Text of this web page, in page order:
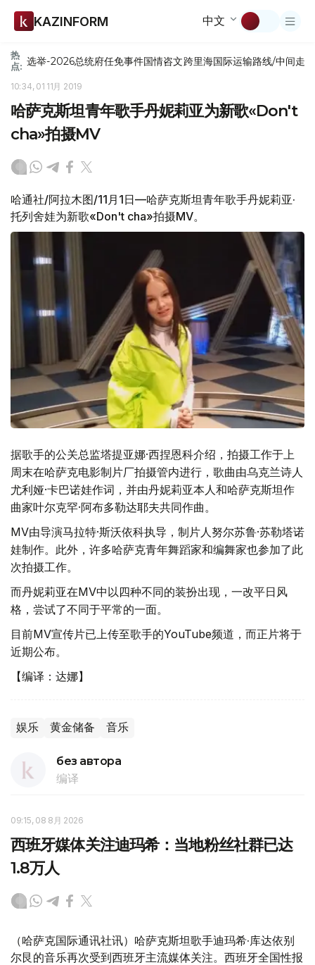
KAZINFORM 中文
热
点: 选举-2026总统府任免事件国情咨文跨里海国际运输路线/中间走廊
10:34, 01 11月 2019
哈萨克斯坦青年歌手丹妮莉亚为新歌«Don't
cha»拍摄MV
哈通社/阿拉木图/11月1日—哈萨克斯坦青年歌手丹妮莉亚·
托列舍娃为新歌«Don't cha»拍摄MV。
据歌手的公关总监塔提亚娜·西捏恩科介绍，拍摄工作于上
周末在哈萨克电影制片厂拍摄管内进行，歌曲由乌克兰诗人
尤利娅·卡巴诺娃作词，并由丹妮莉亚本人和哈萨克斯坦作
曲家叶尔克罕·阿布多勒达耶夫共同作曲。
MV由导演马拉特·斯沃依科执导，制片人努尔苏鲁·苏勒塔诺
娃制作。此外，许多哈萨克青年舞蹈家和编舞家也参加了此
次拍摄工作。
而丹妮莉亚在MV中以四种不同的装扮出现，一改平日风
格，尝试了不同于平常的一面。
目前MV宣传片已上传至歌手的YouTube频道，而正片将于
近期公布。
【编译：达娜】
娱乐 黄金储备 音乐
без автора
编译
09:15, 08 8月 2026
西班牙媒体关注迪玛希：当地粉丝社群已达
1.8万人
（哈萨克国际通讯社讯）哈萨克斯坦歌手迪玛希·库达依别
尔艮的音乐再次受到西班牙主流媒体关注。西班牙全国性报